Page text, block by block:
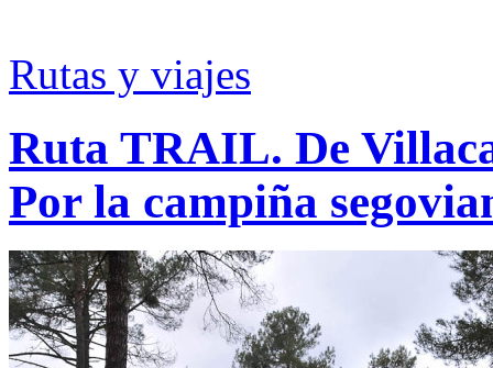
Rutas y viajes
Ruta TRAIL. De
Por la campiña